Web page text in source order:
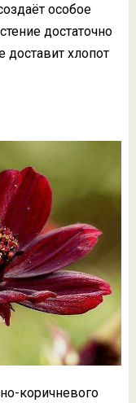
особое
достаточно
доставит хлопот
коричневого